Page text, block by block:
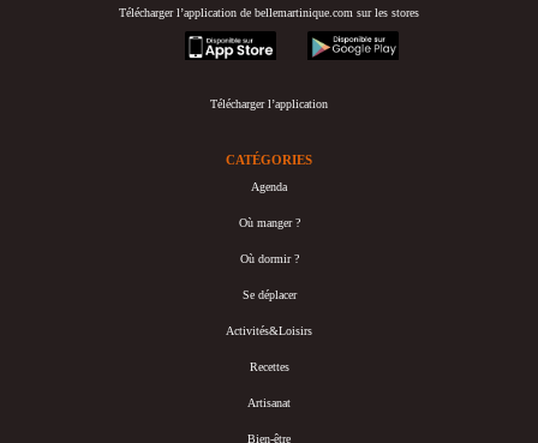
Télécharger l’application de bellemartinique.com sur les stores
appstore
googleplay
Télécharger l’application
CATÉGORIES
Agenda
Où manger ?
Où dormir ?
Se déplacer
Activités&Loisirs
Recettes
Artisanat
Bien-être